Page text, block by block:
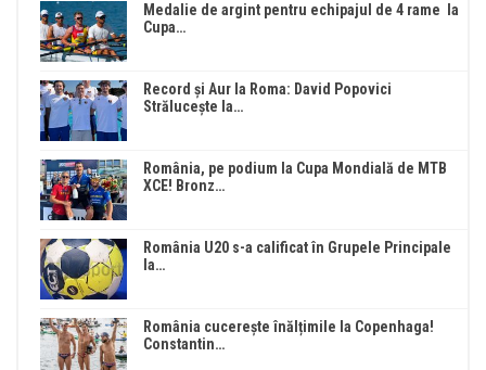
Medalie de argint pentru echipajul de 4 rame la
Cupa…
Record și Aur la Roma: David Popovici
Strălucește la…
România, pe podium la Cupa Mondială de MTB
XCE! Bronz…
România U20 s-a calificat în Grupele Principale
la…
România cucerește înălțimile la Copenhaga!
Constantin…